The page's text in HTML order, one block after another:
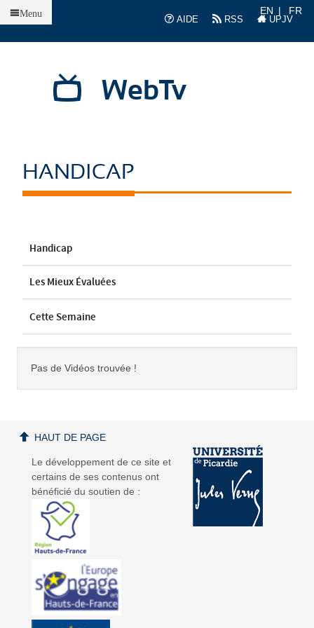
AIDE
RSS UPJV
EN FR
WebTv
Menu
HANDICAP
Handicap
Les Mieux Évaluées
Cette Semaine
Pas de Vidéos trouvée !
Le développement de ce site et
certains de ses contenus ont
bénéficié du soutien de :
HAUT DE PAGE